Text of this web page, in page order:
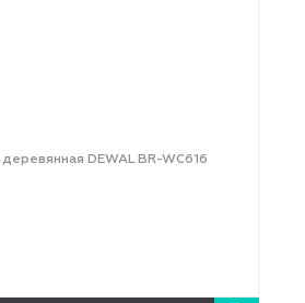
DEWAL BR-WC616